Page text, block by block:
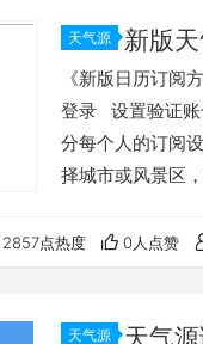
天气源 新版
《新版日历订阅
登录 设置验证账
分每个人的订阅
择城市或风景区
2857点热度 0人点赞
天气源 天气